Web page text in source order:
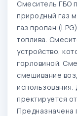
Смеситель ГБО
природный газ
газ пропан
топлива.
устройство,
горловиной.
смешивание
использования.
пректируется
Предназначена